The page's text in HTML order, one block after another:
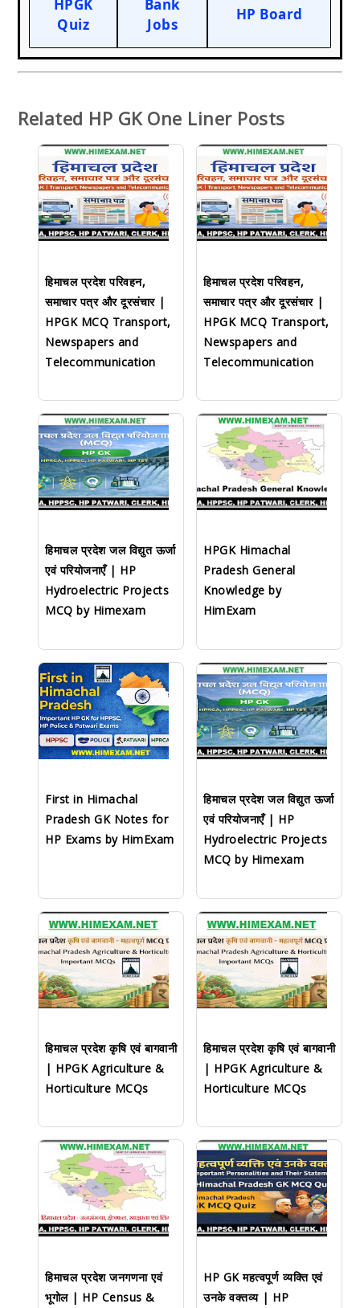
HPGK
Quiz
Bank
Jobs
HP Board
Related HP GK One Liner Posts
हिमाचल प्रदेश परिवहन,
समाचार पत्र और दूरसंचार |
HPGK MCQ Transport,
Newspapers and
Telecommunication
हिमाचल प्रदेश परिवहन,
समाचार पत्र और दूरसंचार |
HPGK MCQ Transport,
Newspapers and
Telecommunication
हिमाचल प्रदेश जल विद्युत ऊर्जा
एवं परियोजनाएँ | HP
Hydroelectric Projects
MCQ by Himexam
HPGK Himachal
Pradesh General
Knowledge by
HimExam
First in Himachal
Pradesh GK Notes for
HP Exams by HimExam
हिमाचल प्रदेश जल विद्युत ऊर्जा
एवं परियोजनाएँ | HP
Hydroelectric Projects
MCQ by Himexam
हिमाचल प्रदेश कृषि एवं बागवानी
| HPGK Agriculture &
Horticulture MCQs
हिमाचल प्रदेश कृषि एवं बागवानी
| HPGK Agriculture &
Horticulture MCQs
हिमाचल प्रदेश जनगणना एवं
भूगोल | HP Census &
HP GK महत्वपूर्ण व्यक्ति एवं
उनके वक्तव्य | HP